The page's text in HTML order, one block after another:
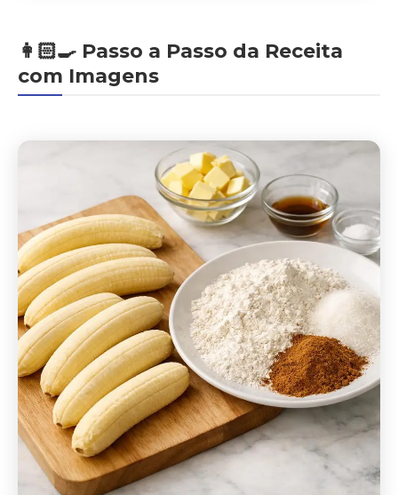
👩🏻‍🍳 Passo a Passo da Receita
com Imagens